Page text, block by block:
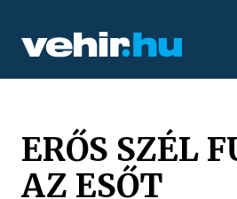
ERŐS SZÉL
AZ ESŐT